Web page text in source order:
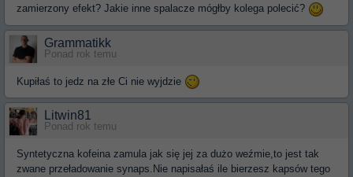
zamierzony efekt? Jakie inne spalacze mógłby kolega polecić?
Grammatikk
Ponad rok temu
Kupiłaś to jedz na złe Ci nie wyjdzie
Litwin81
Ponad rok temu
Syntetyczna kofeina zamula jak się jej za dużo weźmie,to jest tak
zwane przeładowanie synaps.Nie napisałaś ile bierzesz kapsów tego